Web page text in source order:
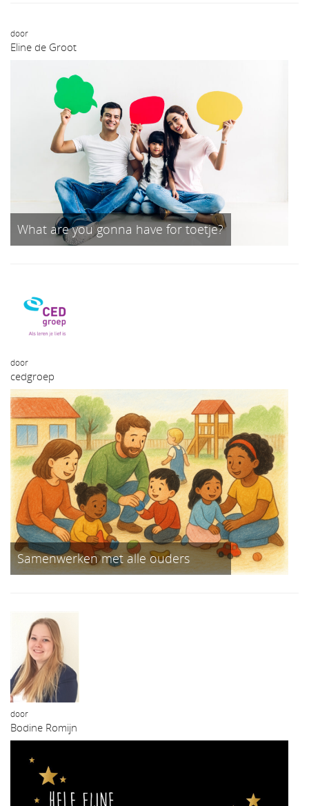
door
Eline de Groot
What are you gonna have for toetje?
door
cedgroep
Samenwerken met alle ouders
door
Bodine Romijn